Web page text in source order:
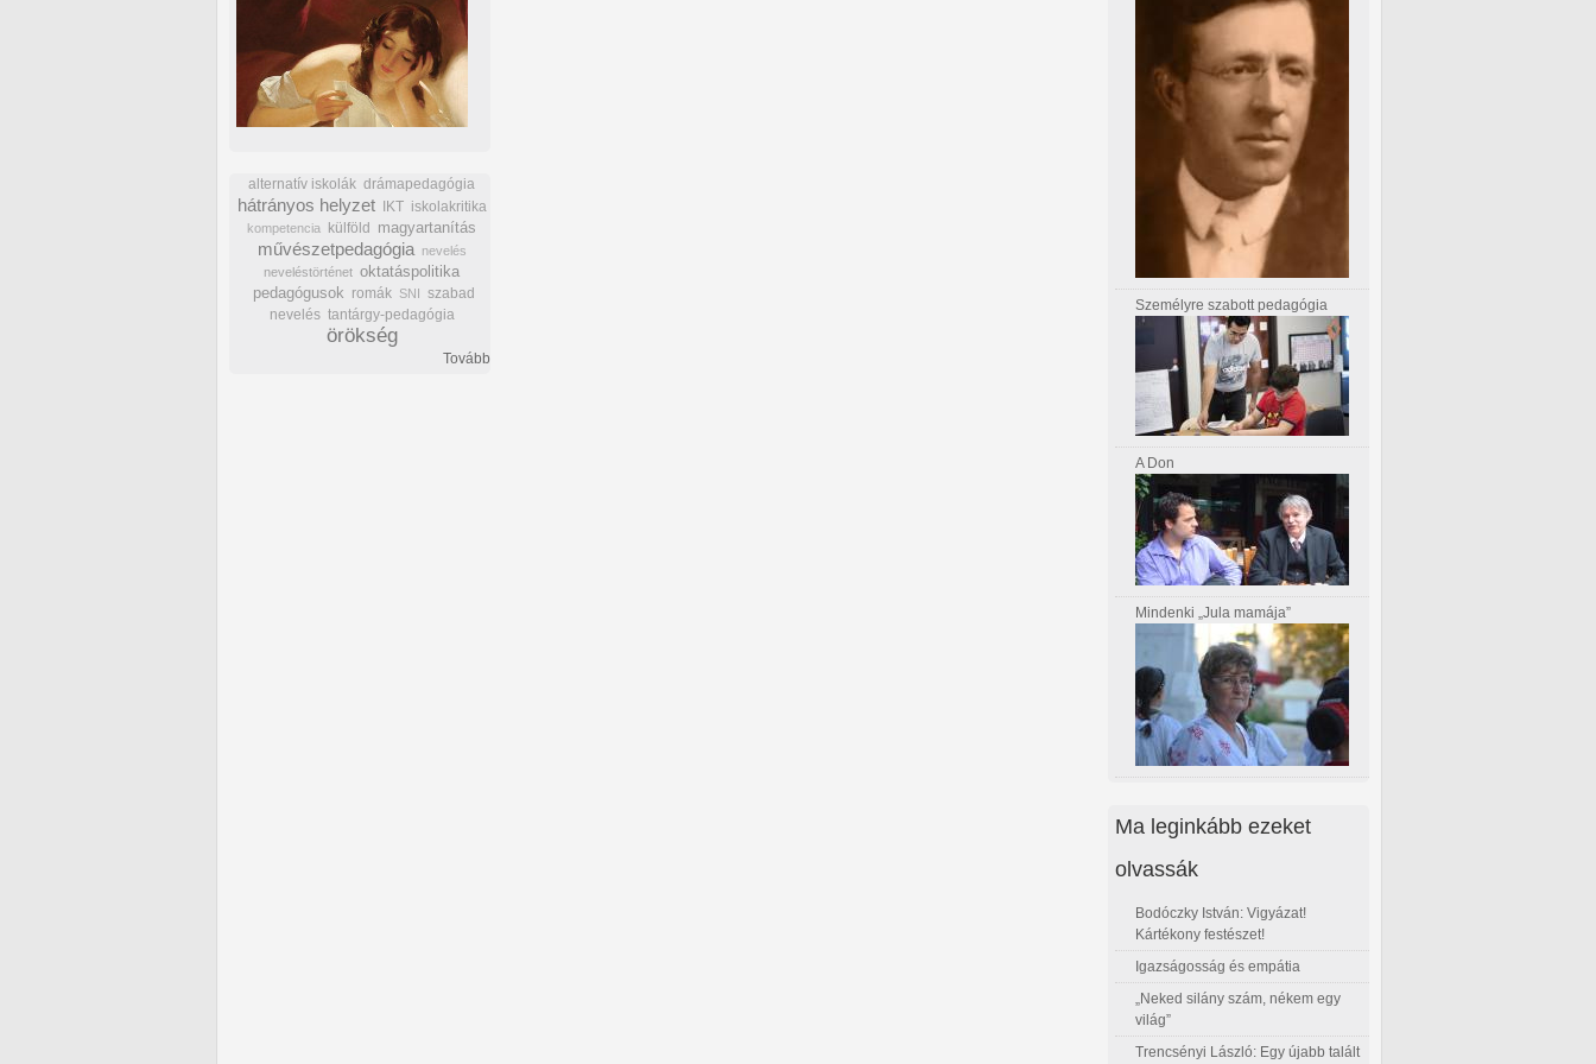
alternatív iskolák drámapedagógia
hátrányos helyzet IKT iskolakritika
kompetencia külföld magyartanítás
művészetpedagógia
nevelés
neveléstörténet oktatáspolitika
pedagógusok romák SNI szabad
nevelés tantárgy-pedagógia
örökség
Tovább
Személyre szabott pedagógia
A Don
Mindenki „Jula mamája”
Ma leginkább ezeket
olvassák
Bodóczky István: Vigyázat!
Kártékony festészet!
Igazságosság és empátia
„Neked silány szám, nékem egy
világ”
Trencsényi László: Egy újabb talált